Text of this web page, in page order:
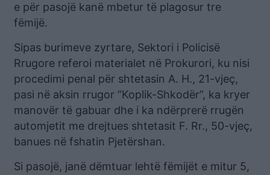
e për pasojë kanë mbetur të plagosur tre
fëmijë.
Sipas burimeve zyrtare, Sektori i Policisë
Rrugore referoi materialet në Prokurori, ku nisi
procedimi penal për shtetasin A. H., 21-vjeç,
pasi në aksin rrugor “Koplik-Shkodër”, ka kryer
manovër të gabuar dhe i ka ndërprerë rrugën
automjetit me drejtues shtetasit F. Rr., 50-vjeç,
banues në fshatin Pjetërshan.
Si pasojë, janë dëmtuar lehtë fëmijët e mitur 5,